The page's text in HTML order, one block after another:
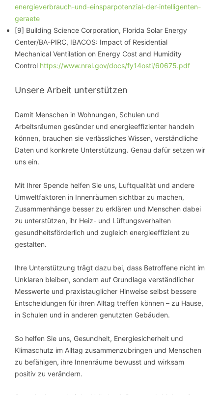
energieverbrauch-und-einsparpotenzial-der-intelligenten-
geraete
[9] Building Science Corporation, Florida Solar Energy
Center/BA-PIRC, IBACOS: Impact of Residential
Mechanical Ventilation on Energy Cost and Humidity
Control https://www.nrel.gov/docs/fy14osti/60675.pdf
Unsere Arbeit unterstützen
Damit Menschen in Wohnungen, Schulen und
Arbeitsräumen gesünder und energieeffizienter handeln
können, brauchen sie verlässliches Wissen, verständliche
Daten und konkrete Unterstützung. Genau dafür setzen wir
uns ein.
Mit Ihrer Spende helfen Sie uns, Luftqualität und andere
Umweltfaktoren in Innenräumen sichtbar zu machen,
Zusammenhänge besser zu erklären und Menschen dabei
zu unterstützen, ihr Heiz- und Lüftungsverhalten
gesundheitsförderlich und zugleich energieeffizient zu
gestalten.
Ihre Unterstützung trägt dazu bei, dass Betroffene nicht im
Unklaren bleiben, sondern auf Grundlage verständlicher
Messwerte und praxistauglicher Hinweise selbst bessere
Entscheidungen für ihren Alltag treffen können – zu Hause,
in Schulen und in anderen genutzten Gebäuden.
So helfen Sie uns, Gesundheit, Energiesicherheit und
Klimaschutz im Alltag zusammenzubringen und Menschen
zu befähigen, ihre Innenräume bewusst und wirksam
positiv zu verändern.